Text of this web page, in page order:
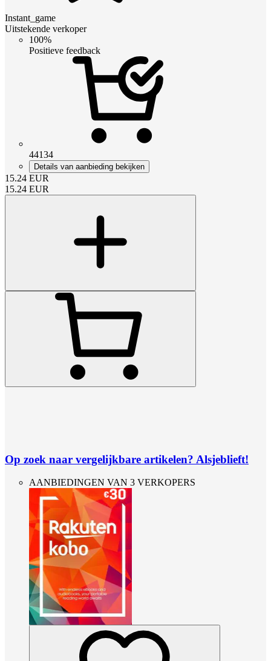
Instant_game
Uitstekende verkoper
100%
Positieve feedback
44134
Details van aanbieding bekijken
15.24 EUR
15.24 EUR
Op zoek naar vergelijkbare artikelen? Alsjeblieft!
AANBIEDINGEN VAN 3 VERKOPERS